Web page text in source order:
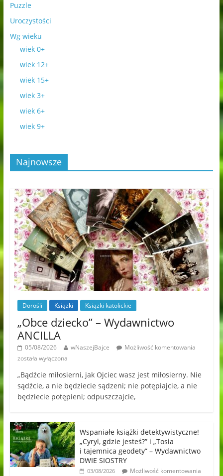
Puzzle
Uroczystości
Wg wieku
wiek 0+
wiek 12+
wiek 15+
wiek 3+
wiek 6+
wiek 9+
Najnowsze
Dorośli Książki Książki katolickie
„Obce dziecko” – Wydawnictwo
ANCILLA
05/08/2026 wNaszejBajce
Możliwość komentowania
została wyłączona
„Bądźcie miłosierni, jak Ojciec wasz jest miłosierny. Nie
sądźcie, a nie będziecie sądzeni; nie potępiajcie, a nie
będziecie potępieni; odpuszczajcie,
Wspaniałe książki detektywistyczne!
„Cyryl, gdzie jesteś?” i „Tosia
i tajemnica geodety” – Wydawnictwo
DWIE SIOSTRY
03/08/2026
Możliwość komentowania